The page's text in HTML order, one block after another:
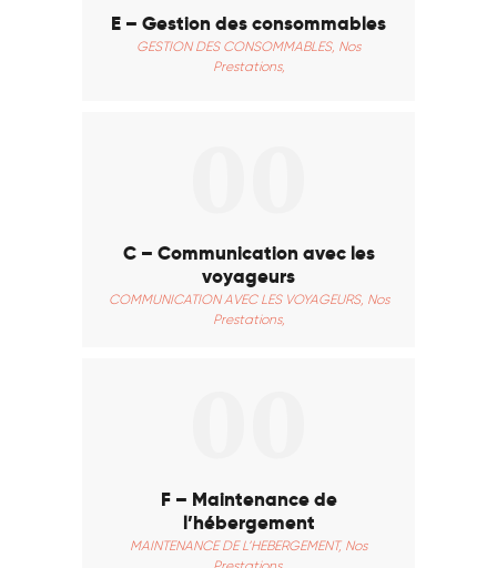
Français
E – Gestion des consommables
GESTION DES CONSOMMABLES, Nos
Prestations,
C – Communication avec les
voyageurs
COMMUNICATION AVEC LES VOYAGEURS, Nos
Prestations,
F – Maintenance de
l’hébergement
MAINTENANCE DE L’HEBERGEMENT, Nos